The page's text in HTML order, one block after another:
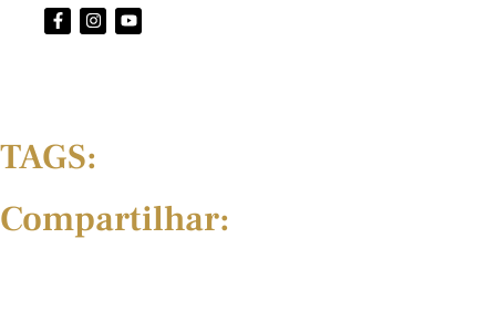
TAGS:
Compartilhar: